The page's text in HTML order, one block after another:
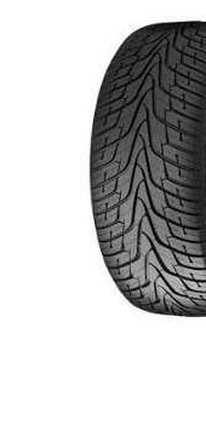
ROULAGE À PLAT